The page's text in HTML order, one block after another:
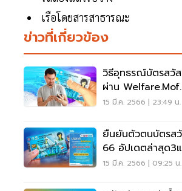
เรือโดยสารสาธารณะ
ข่าวที่เกี่ยวข้อง
วิธีอุทธรณ์บัตรสวั
ผ่าน
หน่วยงาน
15 มี.ค. 2566 | 23:49 น.
ยืนยันตัวตนบัตรส
66 อัปเดตล่าสุด3
ทำการ
15 มี.ค. 2566 | 09:25 น.